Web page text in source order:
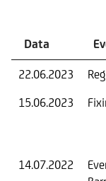
Data
22.06.2023
15.06.2023
14.07.2022